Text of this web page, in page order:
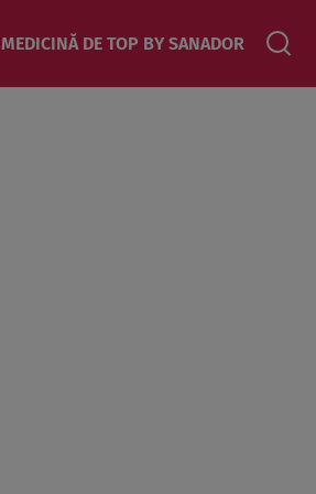
MEDICINĂ DE TOP BY SANADOR